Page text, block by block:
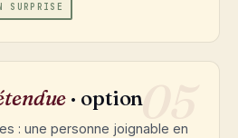
SURPRISE
05
· option
: une personne joignable en